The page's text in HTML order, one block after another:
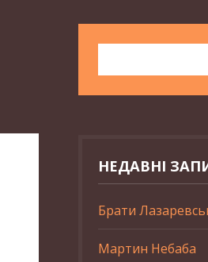
НЕДАВНІ
Брати
Мартин Небаба